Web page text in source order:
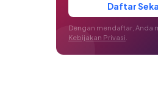
Daftar
Dengan mendaftar, Anda
Kebijakan Privasi